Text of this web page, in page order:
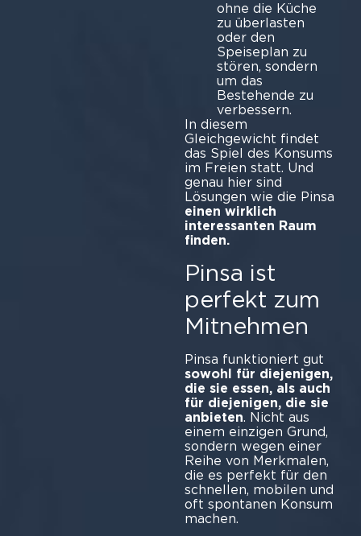
ohne die Küche
zu überlasten
oder den
Speiseplan zu
stören, sondern
um das
Bestehende zu
verbessern.
In diesem
Gleichgewicht findet
das Spiel des Konsums
im Freien statt. Und
genau hier sind
Lösungen wie die Pinsa
einen wirklich
interessanten Raum
finden.
Pinsa ist
perfekt zum
Mitnehmen
Pinsa funktioniert gut
sowohl für diejenigen,
die sie essen, als auch
für diejenigen, die sie
anbieten. Nicht aus
einem einzigen Grund,
sondern wegen einer
Reihe von Merkmalen,
die es perfekt für den
schnellen, mobilen und
oft spontanen Konsum
machen.